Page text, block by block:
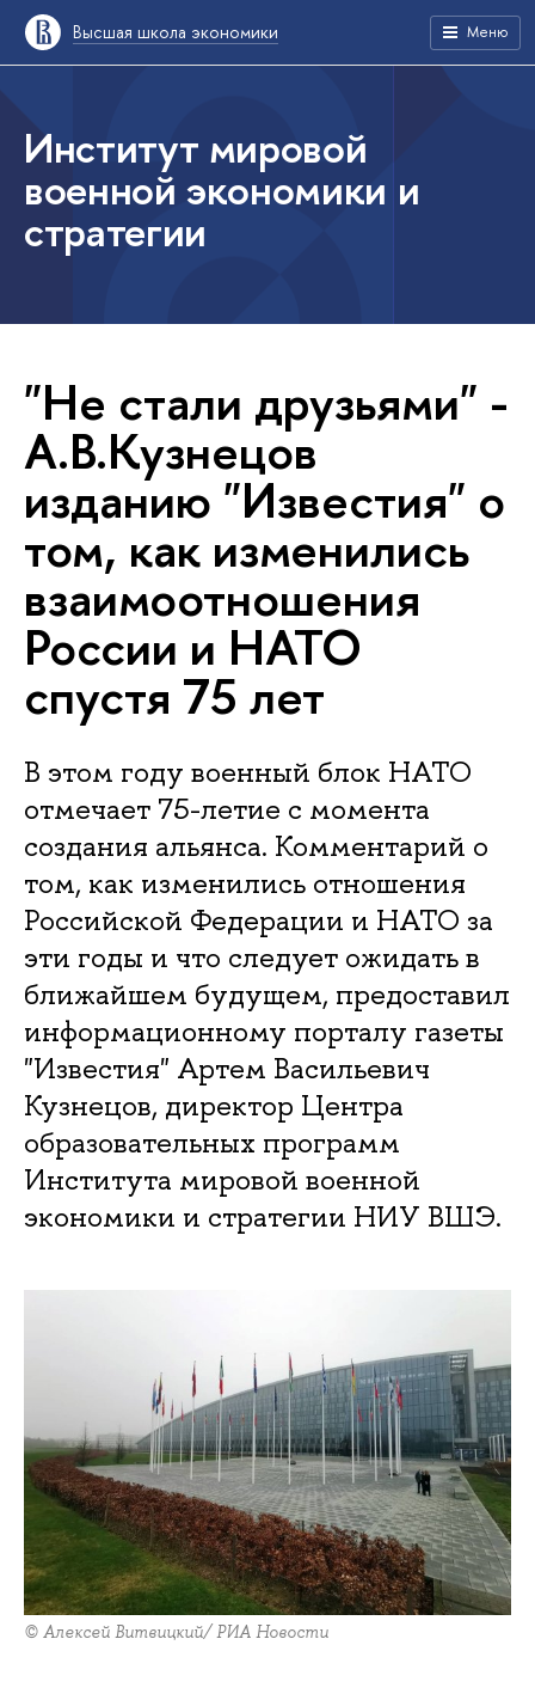
Высшая школа экономики Меню
Институт мировой
военной экономики и
стратегии
"Не стали друзьями" -
А.В.Кузнецов
изданию "Известия" о
том, как изменились
взаимоотношения
России и НАТО
спустя 75 лет
В этом году военный блок НАТО
отмечает 75-летие с момента
создания альянса. Комментарий о
том, как изменились отношения
Российской Федерации и НАТО за
эти годы и что следует ожидать в
ближайшем будущем, предоставил
информационному порталу газеты
"Известия" Артем Васильевич
Кузнецов, директор Центра
образовательных программ
Института мировой военной
экономики и стратегии НИУ ВШЭ.
© Алексей Витвицкий/ РИА Новости